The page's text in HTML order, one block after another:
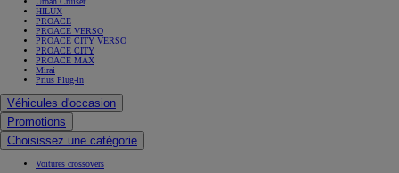
HILUX
PROACE
PROACE VERSO
PROACE CITY VERSO
PROACE CITY
PROACE MAX
Mirai
Prius Plug-in
Véhicules d'occasion
Promotions
Choisissez une catégorie
Voitures crossovers